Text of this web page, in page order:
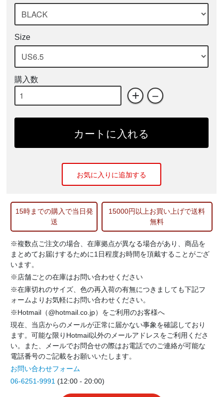
Size
購入数
+ －
カートに入れる
お気に入りに追加する
15時までの購入で当日発
送
15000円以上お買い上げで送料
無料
※複数点ご注文の場合、在庫拠点が異なる場合があり、商品を
まとめてお届けするために1日程度お時間を頂戴することがござ
います。
※店舗ごとの在庫はお問い合わせください
※在庫切れのサイズ、色の再入荷の有無につきましても下記フ
ォームよりお気軽にお問い合わせください。
※Hotmail（@hotmail.co.jp）をご利用のお客様へ
現在、当店からのメールが正常に届かない事象を確認しており
ます。可能な限りHotmail以外のメールアドレスをご利用くださ
い。また、メールでお問合せの際はお電話でのご連絡が可能な
電話番号のご記載をお願いいたします。
お問い合わせフォーム
06-6251-9991 (12:00 - 20:00)